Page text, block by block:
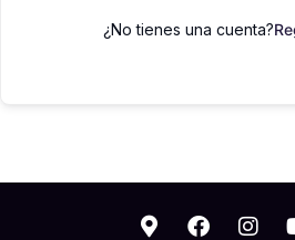
¿No tienes una cuenta?